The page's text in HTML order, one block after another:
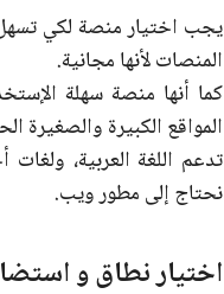
المنصات لأنها مجانية.
كما أنها منصة سهلة
المواقع الكبيرة والصغيرة
تدعم اللغة العربية،
نحتاج إلى مطور ويب.
اختيار نطاق و